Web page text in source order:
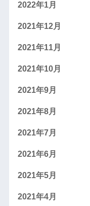
2022年1月
2021年12月
2021年11月
2021年10月
2021年9月
2021年8月
2021年7月
2021年6月
2021年5月
2021年4月